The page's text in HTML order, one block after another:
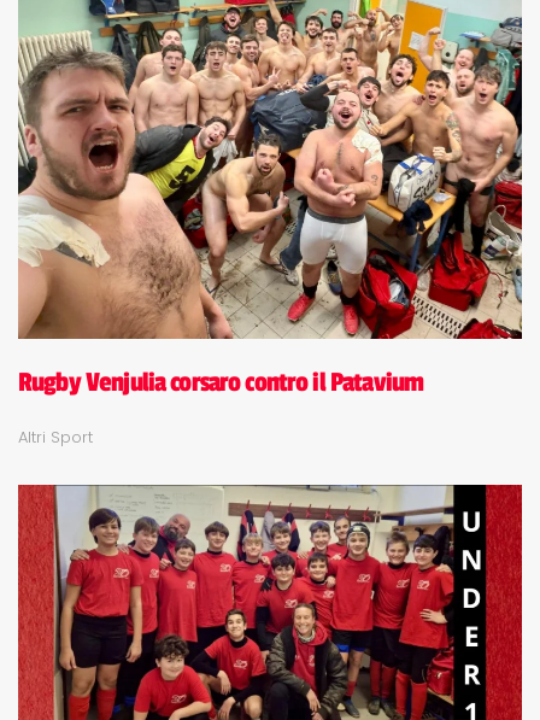
Rugby Venjulia corsaro contro il Patavium
Altri Sport